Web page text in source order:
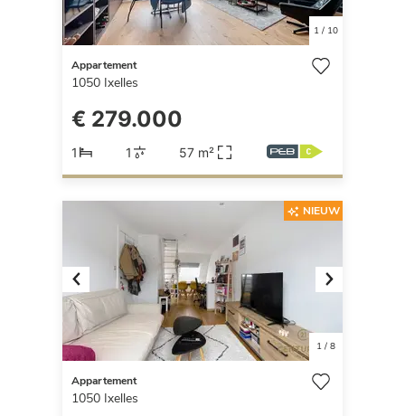
1/ 10
Appartement
1050 Ixelles
€ 279.000
1 1 57 m²
Previous Next
1/ 8
NIEUW
Appartement
1050 Ixelles